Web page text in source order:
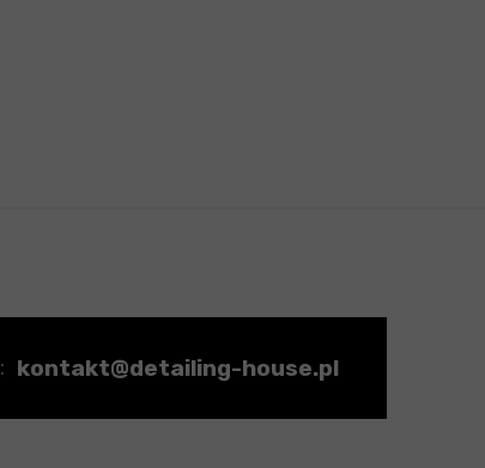
kontakt@detailing-house.pl